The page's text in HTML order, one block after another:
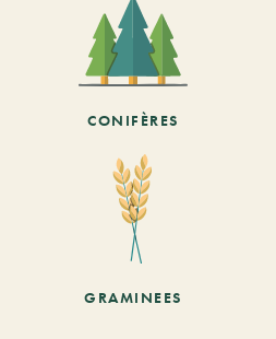
CONIFÈRES
GRAMINEES